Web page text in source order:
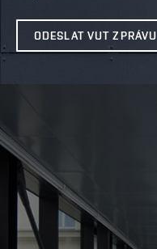
ODESLAT VUT ZPRÁVU